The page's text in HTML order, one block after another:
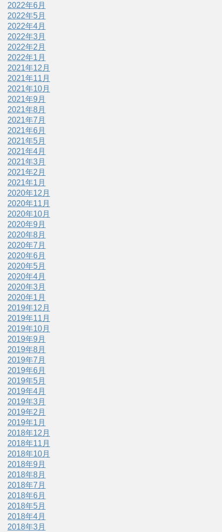
2022年6月
2022年5月
2022年4月
2022年3月
2022年2月
2022年1月
2021年12月
2021年11月
2021年10月
2021年9月
2021年8月
2021年7月
2021年6月
2021年5月
2021年4月
2021年3月
2021年2月
2021年1月
2020年12月
2020年11月
2020年10月
2020年9月
2020年8月
2020年7月
2020年6月
2020年5月
2020年4月
2020年3月
2020年1月
2019年12月
2019年11月
2019年10月
2019年9月
2019年8月
2019年7月
2019年6月
2019年5月
2019年4月
2019年3月
2019年2月
2019年1月
2018年12月
2018年11月
2018年10月
2018年9月
2018年8月
2018年7月
2018年6月
2018年5月
2018年4月
2018年3月